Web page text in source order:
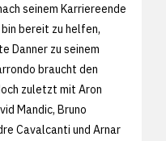
seinem Karriereende
bereit zu helfen,
Danner zu seinem
braucht den
zuletzt mit Aron
Mandic, Bruno
Cavalcanti und Arnar